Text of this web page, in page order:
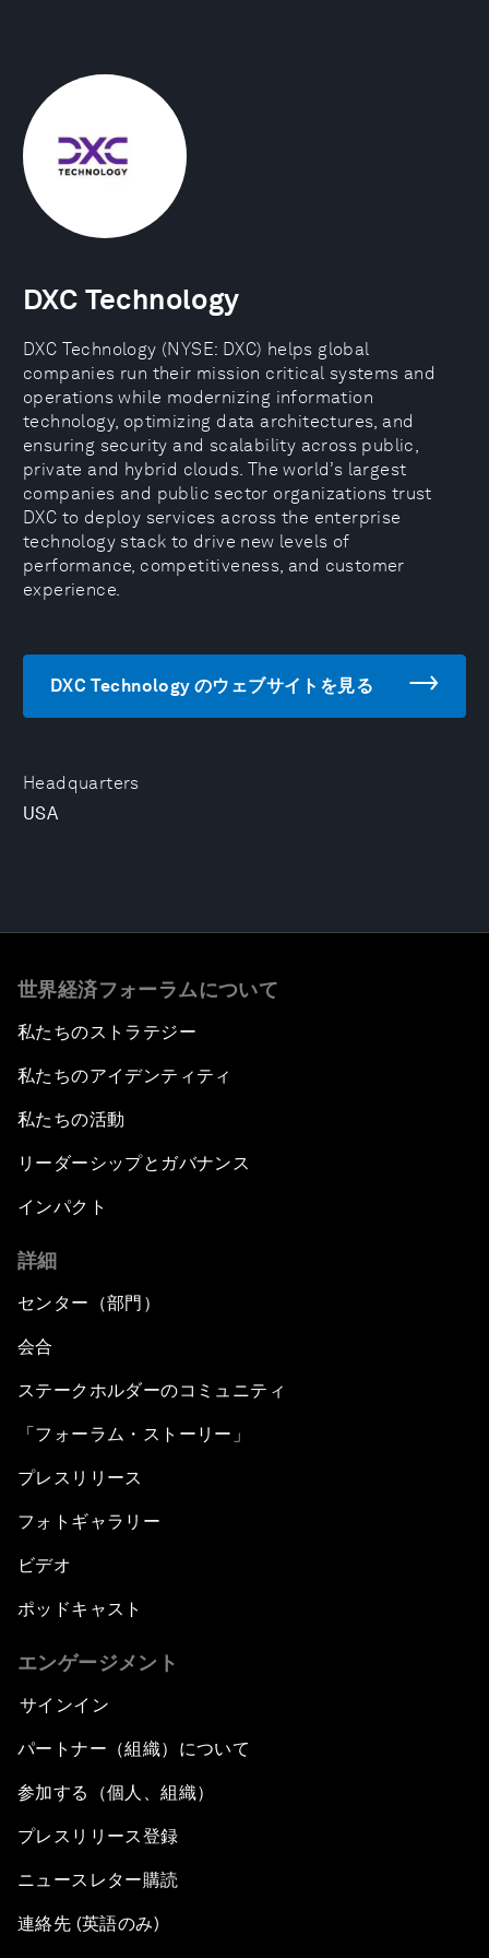
Headquarters
USA
DXC Technology
DXC Technology (NYSE: DXC) helps global
companies run their mission critical systems and
operations while modernizing information
technology, optimizing data architectures, and
ensuring security and scalability across public,
private and hybrid clouds. The world’s largest
companies and public sector organizations trust
DXC to deploy services across the enterprise
technology stack to drive new levels of
performance, competitiveness, and customer
experience.
DXC Technology のウェブサイトを見る
世界経済フォーラムについて
私たちのストラテジー
私たちのアイデンティティ
私たちの活動
リーダーシップとガバナンス
インパクト
詳細
センター（部門）
会合
ステークホルダーのコミュニティ
「フォーラム・ストーリー」
プレスリリース
フォトギャラリー
ビデオ
ポッドキャスト
エンゲージメント
サインイン
パートナー（組織）について
参加する（個人、組織）
プレスリリース登録
ニュースレター購読
連絡先 (英語のみ)